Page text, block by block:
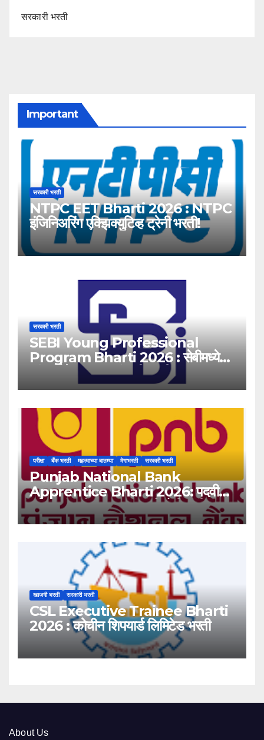
सरकारी भरती
Important
सरकारी भरती
NTPC EET Bharti 2026 : NTPC
इंजिनिअरिंग एक्झिक्युटिव्ह ट्रेनी भरती!
सरकारी भरती
SEBI Young Professional
Program Bharti 2026 : सेबीमध्ये
‘यंग प्रोफेशनल’ पदांसाठी भरती!
परीक्षा बँक भरती महत्त्वाच्या बातम्या मेगाभरती सरकारी भरती
Punjab National Bank
Apprentice Bharti 2026: पदवीधर
उमेदवारांसाठी ५१३८ जागांची मोठी संधी!
खाजगी भरती सरकारी भरती
CSL Executive Trainee Bharti
2026 : कोचीन शिपयार्ड लिमिटेड भरती
About Us